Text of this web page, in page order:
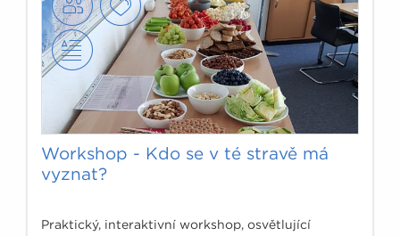
Workshop - Kdo se v té stravě má
vyznat?
Praktický, interaktivní workshop, osvětlující